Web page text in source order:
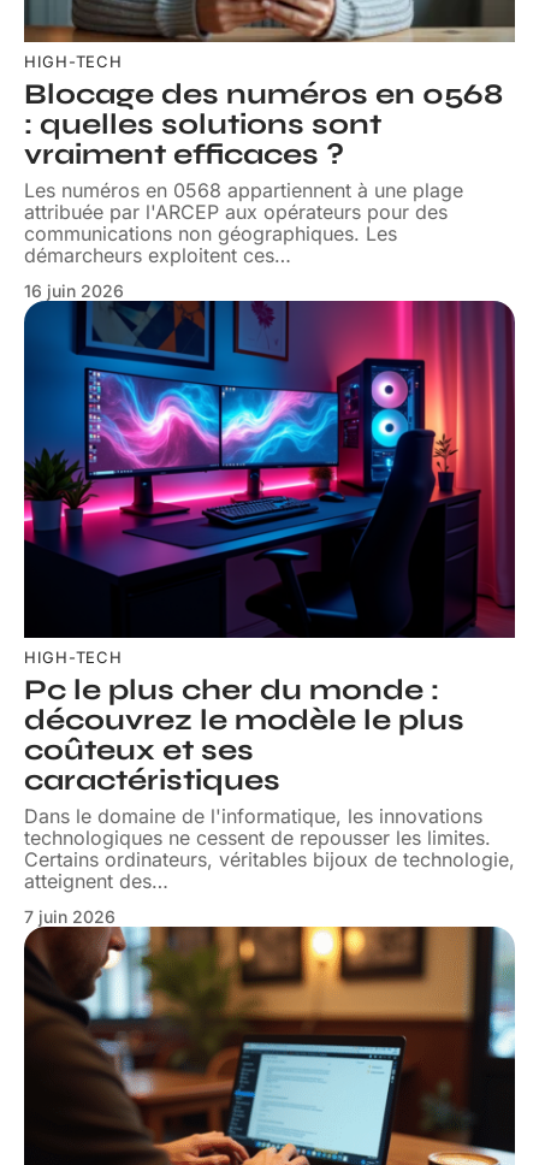
HIGH-TECH
Blocage des numéros en 0568
: quelles solutions sont
vraiment efficaces ?
Les numéros en 0568 appartiennent à une plage
attribuée par l'ARCEP aux opérateurs pour des
communications non géographiques. Les
démarcheurs exploitent ces…
16 juin 2026
HIGH-TECH
Pc le plus cher du monde :
découvrez le modèle le plus
coûteux et ses
caractéristiques
Dans le domaine de l'informatique, les innovations
technologiques ne cessent de repousser les limites.
Certains ordinateurs, véritables bijoux de technologie,
atteignent des…
7 juin 2026